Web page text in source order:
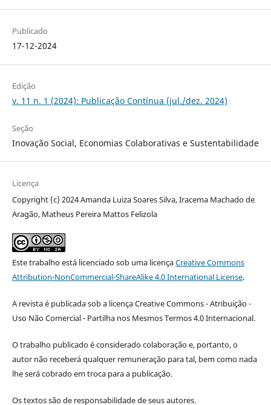
Publicado
17-12-2024
Edição
v. 11 n. 1 (2024): Publicação Contínua (jul./dez. 2024)
Seção
Inovação Social, Economias Colaborativas e Sustentabilidade
Licença
Copyright (c) 2024 Amanda Luiza Soares Silva, Iracema Machado de
Aragão, Matheus Pereira Mattos Felizola
Este trabalho está licenciado sob uma licençaCreative Commons
Attribution-NonCommercial-ShareAlike 4.0 International License.
A revista é publicada sob a licença Creative Commons - Atribuição -
Uso Não Comercial - Partilha nos Mesmos Termos 4.0 Internacional.
O trabalho publicado é considerado colaboração e, portanto, o
autor não receberá qualquer remuneração para tal, bem como nada
lhe será cobrado em troca para a publicação.
Os textos são de responsabilidade de seus autores.